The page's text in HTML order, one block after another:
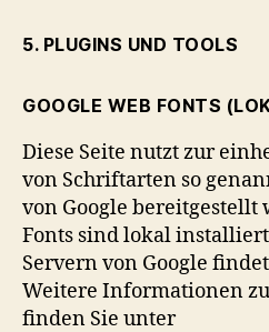
5. PLUGINS UND TOOLS
GOOGLE WEB FONTS
Diese Seite nutzt zur
von Schriftarten so
von Google bereitgestellt
Fonts sind lokal
Servern von Google
Weitere Informationen zu
finden Sie unter